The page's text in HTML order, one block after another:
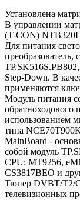
Установлена
В управлении
(T-CON)
Для питания
Step-Down. В
применяются
Модуль питания
обратноходового
использованием
типа
MainBoard -
собой модуль
CPU: MT9256,
CS3817BEO и
Тюнер DVBT/T2/
телевизионных